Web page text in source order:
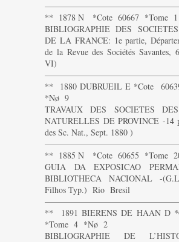
** 1878 N *Cote 60667 *Tome
BIBLIOGRAPHIE DES
DE LA FRANCE: 1e partie,
de la Revue des Sociétés Savantes,
VI)
** 1880 DUBRUEIL E *Cote
*Nø 9
TRAVAUX DES SOCIETES
NATURELLES DE PROVINCE -14
des Sc. Nat., Sept. 1880 )
** 1885 N *Cote 60655 *Tome
GUIA DA EXPOSICAO
BIBLIOTHECA NACIONAL -
Filhos Typ.) Rio Bresil
** 1891 BIERENS DE HAAN D
*Tome 4 *Nø 2
BIBLIOGRAPHIE DE